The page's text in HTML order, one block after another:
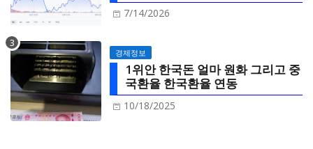
7/14/2026
경제정보
1위안 한국돈 얼마 원화 그리고 중
국환율 한국환율 연동
10/18/2025